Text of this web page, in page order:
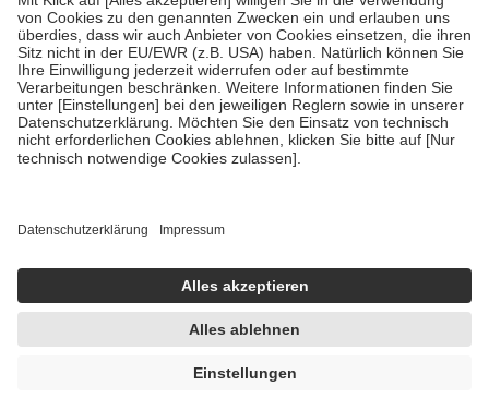
• Kindern und Jugendlichen bis zum vollendeten 18. Lebensjahr
mit Ausnahme der Fahrkosten
• Untersuchungen zur Vorsorge und Früherkennung, die von der
GKV getragen werden
• empfohlenen Schutzimpfungen
• Harn- und Blutteststreifen
getroffen, um sicherzustellen, dass es sich um echte Bewertungen
https://help.etrusted.com/hc/de/articles/4419944605341
Einige Bilder und Inhalte wurden unter Zuhilfenahme künstlicher